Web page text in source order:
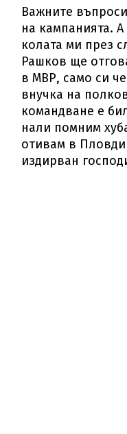
Важните
на кампанията.
колата ми през
Рашков ще
в МВР, само си
внучка на
командване е
нали помним
отивам в
издирван